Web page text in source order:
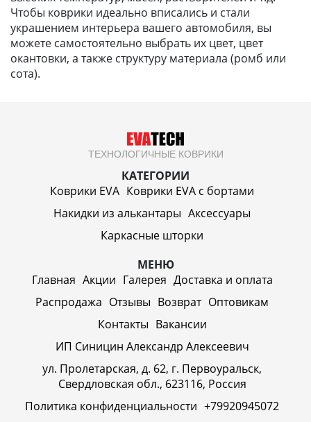
Чтобы коврики идеально вписались и стали
украшением интерьера вашего автомобиля, вы
можете самостоятельно выбрать их цвет, цвет
окантовки, а также структуру материала (ромб или
сота).
ТЕХНОЛОГИЧНЫЕ КОВРИКИ
КАТЕГОРИИ
Коврики EVA Коврики EVA c бортами
Накидки из алькантары Аксессуары
Каркасные шторки
МЕНЮ
Главная Акции Галерея Доставка и оплата
Распродажа Отзывы Возврат Оптовикам
Контакты Вакансии
ИП Синицин Александр Алексеевич
ул. Пролетарская, д. 62, г. Первоуральск,
Свердловская обл., 623116, Россия
Политика конфиденциальности +79920945072